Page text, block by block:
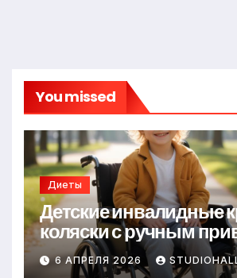
You missed
Диеты
Детские инвалидные
коляски с ручным
6 АПРЕЛЯ 2026